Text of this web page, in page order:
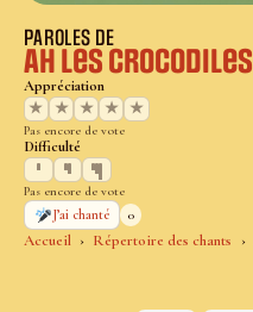
Accueil Répertoire des chants
PAROLES DE
Ah Les crocodiles
Appréciation
★
★ ★ ★ ★
Pas encore de vote
Difficulté
Pas encore de vote
J’ai chanté
0